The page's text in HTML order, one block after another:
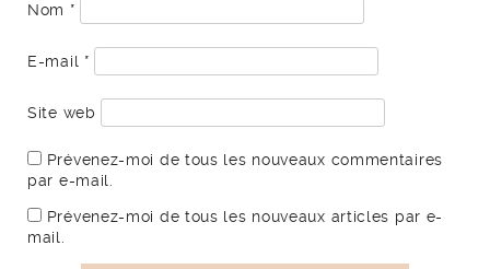
Nom *
E-mail *
Site web
Prévenez-moi de tous les nouveaux commentaires
par e-mail.
Prévenez-moi de tous les nouveaux articles par e-
mail.